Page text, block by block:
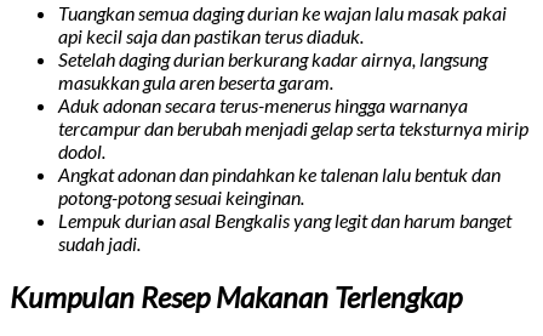
Tuangkan semua daging durian ke wajan lalu masak pakai
api kecil saja dan pastikan terus diaduk.
Setelah daging durian berkurang kadar airnya, langsung
masukkan gula aren beserta garam.
Aduk adonan secara terus-menerus hingga warnanya
tercampur dan berubah menjadi gelap serta teksturnya mirip
dodol.
Angkat adonan dan pindahkan ke talenan lalu bentuk dan
potong-potong sesuai keinginan.
Lempuk durian asal Bengkalis yang legit dan harum banget
sudah jadi.
Kumpulan Resep Makanan Terlengkap